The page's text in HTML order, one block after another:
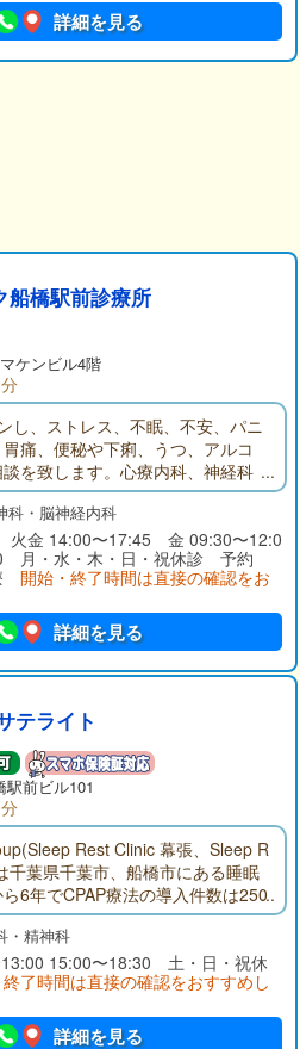
詳細を見る
船橋駅前診療所
ケンビル4階
し、ストレス、不眠、不安、パニ
痛、便秘や下痢、うつ、アルコ
を致します。心療内科、神経科
科目とするいけだハートクリニ
す。診療所の写真、地図、診療
ンク、お知らせ、などがご覧に
科・脳神経内科
火金 14:00〜17:45 金 09:30〜12:0
月・水・木・日・祝休診 予約
開始・終了時間は直接の確認をお
詳細を見る
テライト
駅前ビル101
Rest Clinic 幕張、Sleep R
千葉県千葉市、船橋市にある睡眠
6年でCPAP療法の導入件数は250
、多くの患者様にご利用頂いてお
・精神科
13:00 15:00〜18:30 土・日・祝休
了時間は直接の確認をおすすめし
詳細を見る